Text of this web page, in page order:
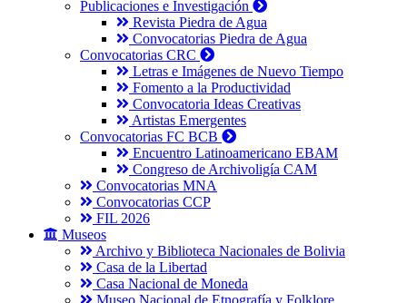
Publicaciones e Investigación
Revista Piedra de Agua
Convocatorias Piedra de Agua
Convocatorias CRC
Letras e Imágenes de Nuevo Tiempo
Fomento a la Productividad
Convocatoria Ideas Creativas
Artistas Emergentes
Convocatorias FC BCB
Encuentro Latinoamericano EBAM
Congreso de Archivoligía CAM
Convocatorias MNA
Convocatorias CCP
FIL 2026
Museos
Archivo y Biblioteca Nacionales de Bolivia
Casa de la Libertad
Casa Nacional de Moneda
Museo Nacional de Etnografía y Folklore